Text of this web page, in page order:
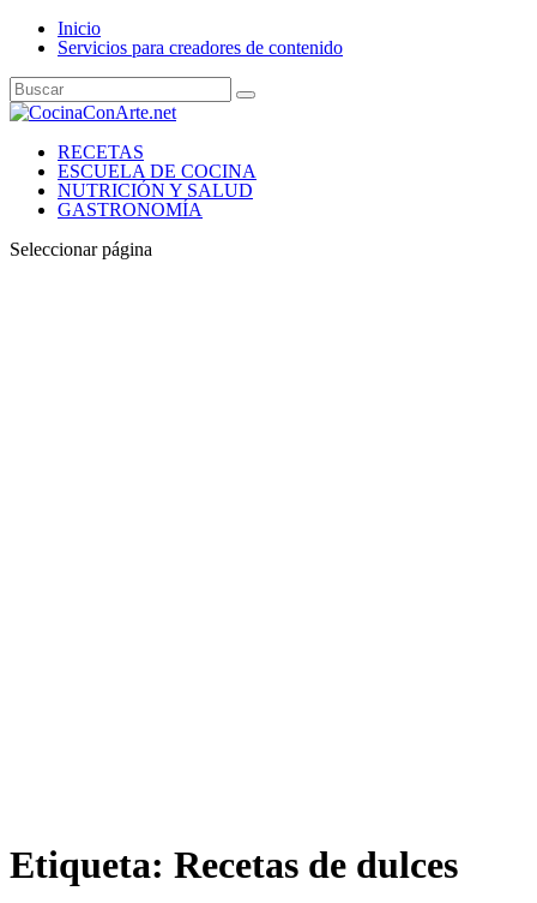
Inicio
Servicios para creadores de contenido
RECETAS
ESCUELA DE COCINA
NUTRICIÓN Y SALUD
GASTRONOMÍA
Seleccionar página
Etiqueta: Recetas de dulces